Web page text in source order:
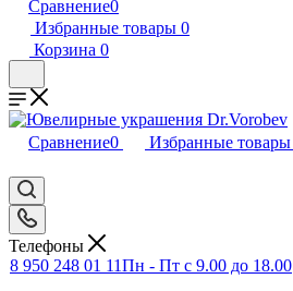
Сравнение0
Избранные товары 0
Корзина 0
Сравнение0 Избранные товары
Телефоны
8 950 248 01 11Пн - Пт с 9.00 до 18.00